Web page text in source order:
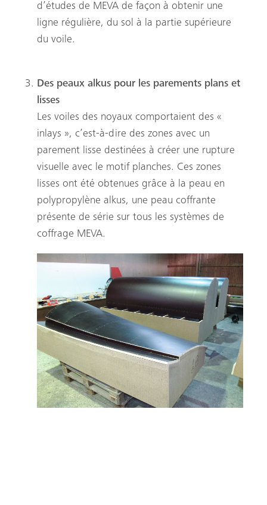
d’études de MEVA de façon à obtenir une
ligne régulière, du sol à la partie supérieure
du voile.
Des peaux alkus pour les parements plans et
lisses
Les voiles des noyaux comportaient des «
inlays », c’est-à-dire des zones avec un
parement lisse destinées à créer une rupture
visuelle avec le motif planches. Ces zones
lisses ont été obtenues grâce à la peau en
polypropylène alkus, une peau coffrante
présente de série sur tous les systèmes de
coffrage MEVA.